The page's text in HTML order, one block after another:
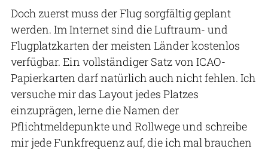
Doch zuerst muss der Flug sorgfältig geplant
werden. Im Internet sind die Luftraum- und
Flugplatzkarten der meisten Länder kostenlos
verfügbar. Ein vollständiger Satz von ICAO-
Papierkarten darf natürlich auch nicht fehlen. Ich
versuche mir das Layout jedes Platzes
einzuprägen, lerne die Namen der
Pflichtmeldepunkte und Rollwege und schreibe
mir jede Funkfrequenz auf, die ich mal brauchen